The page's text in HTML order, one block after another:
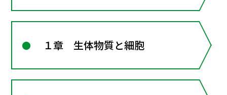
１章 生体物質と細胞